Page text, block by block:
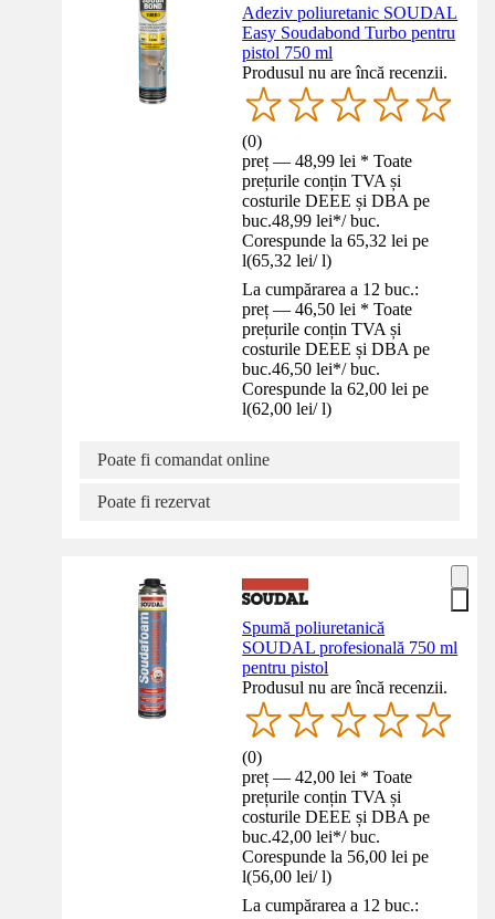
Adeziv poliuretanic SOUDAL
Easy Soudabond Turbo pentru
pistol 750 ml
Produsul nu are încă recenzii.
(0)
preț — 48,99 lei * Toate
prețurile conțin TVA și
costurile DEEE și DBA pe
buc.48,99 lei*/ buc.
Corespunde la 65,32 lei pe
l(65,32 lei/ l)
La cumpărarea a 12 buc.:
preț — 46,50 lei * Toate
prețurile conțin TVA și
costurile DEEE și DBA pe
buc.46,50 lei*/ buc.
Corespunde la 62,00 lei pe
l(62,00 lei/ l)
Poate fi comandat online
Poate fi rezervat
Spumă poliuretanică
SOUDAL profesională 750 ml
pentru pistol
Produsul nu are încă recenzii.
(0)
preț — 42,00 lei * Toate
prețurile conțin TVA și
costurile DEEE și DBA pe
buc.42,00 lei*/ buc.
Corespunde la 56,00 lei pe
l(56,00 lei/ l)
La cumpărarea a 12 buc.: